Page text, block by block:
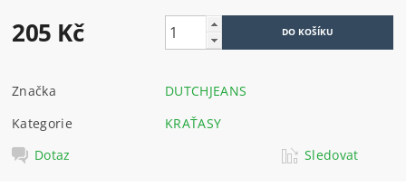
205 Kč
Značka
DUTCHJEANS
Kategorie
KRAŤASY
Dotaz
Sledovat